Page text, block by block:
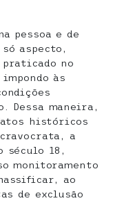
pessoa e de
aspecto,
no
às
Dessa maneira,
históricos
a
século 18,
monitoramento
ao
de exclusão